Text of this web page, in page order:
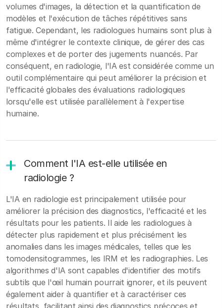
volumes d'images, la détection et la quantification de
modèles et l'exécution de tâches répétitives sans
fatigue. Cependant, les radiologues humains sont plus à
même d'intégrer le contexte clinique, de gérer des cas
complexes et de porter des jugements nuancés. Par
conséquent, en radiologie, l'IA est considérée comme un
outil complémentaire qui peut améliorer la précision et
l'efficacité globales des évaluations radiologiques
lorsqu'elle est utilisée parallèlement à l'expertise
humaine.
Comment l'IA est-elle utilisée en
radiologie ?
L'IA en radiologie est principalement utilisée pour
améliorer la précision des diagnostics, l'efficacité et les
résultats pour les patients. Il aide les radiologues à
détecter plus rapidement et plus précisément les
anomalies dans les images médicales, telles que les
tomodensitogrammes, les IRM et les radiographies. Les
algorithmes d'IA sont capables d'identifier des motifs
subtils que l'œil humain pourrait ignorer, et ils peuvent
également aider à quantifier et à caractériser ces
résultats, facilitant ainsi des diagnostics précoces et